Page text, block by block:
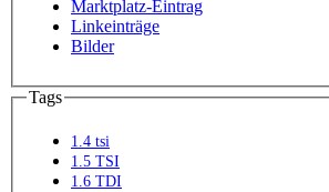
Marktplatz-Eintrag
Linkeinträge
Bilder
Tags
1.4 tsi
1.5 TSI
1.6 TDI